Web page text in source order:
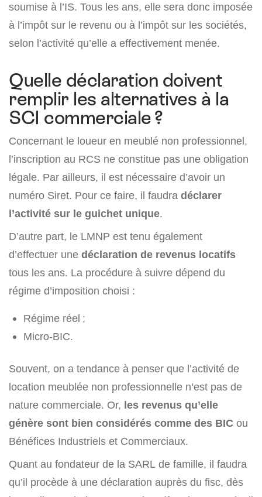
soumise à l’IS. Tous les ans, elle sera donc imposée
à l’impôt sur le revenu ou à l’impôt sur les sociétés,
selon l’activité qu’elle a effectivement menée.
Quelle déclaration doivent
remplir les alternatives à la
SCI commerciale ?
Concernant le loueur en meublé non professionnel,
l’inscription au RCS ne constitue pas une obligation
légale. Par ailleurs, il est nécessaire d’avoir un
numéro Siret. Pour ce faire, il faudra déclarer
l’activité sur le guichet unique.
D’autre part, le LMNP est tenu également
d’effectuer une déclaration de revenus locatifs
tous les ans. La procédure à suivre dépend du
régime d’imposition choisi :
Régime réel ;
Micro-BIC.
Souvent, on a tendance à penser que l’activité de
location meublée non professionnelle n’est pas de
nature commerciale. Or, les revenus qu’elle
génère sont bien considérés comme des BIC ou
Bénéfices Industriels et Commerciaux.
Quant au fondateur de la SARL de famille, il faudra
qu’il procède à une déclaration auprès du fisc, dès